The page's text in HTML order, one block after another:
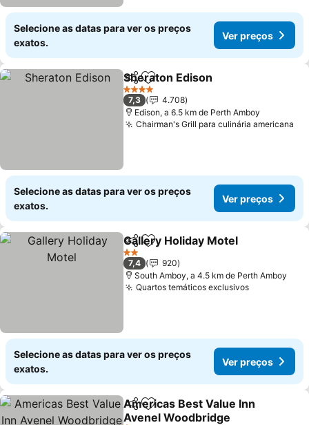
Selecione as datas para ver os preços
exatos.
Ver preços
PartilharAdicionar aos favoritos
Sheraton Edison
4 Estrelas
7,3
4.708
Edison, a 6.5 km de Perth Amboy
Chairman's Grill para culinária americana
Selecione as datas para ver os preços
exatos.
Ver preços
PartilharAdicionar aos favoritos
Gallery Holiday Motel
2 Estrelas
7,4
920
South Amboy, a 4.5 km de Perth Amboy
Quartos temáticos exclusivos
Selecione as datas para ver os preços
exatos.
Ver preços
PartilharAdicionar aos favoritos
Americas Best Value Inn
Avenel Woodbridge